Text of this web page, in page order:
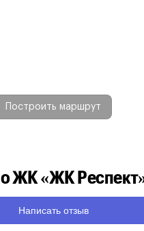
Построить маршрут
о ЖК «ЖК
Написать отзыв